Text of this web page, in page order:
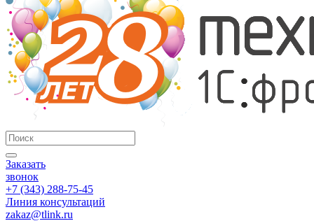
Заказать
звонок
+7 (343) 288-75-45
Линия консультаций
zakaz@tlink.ru